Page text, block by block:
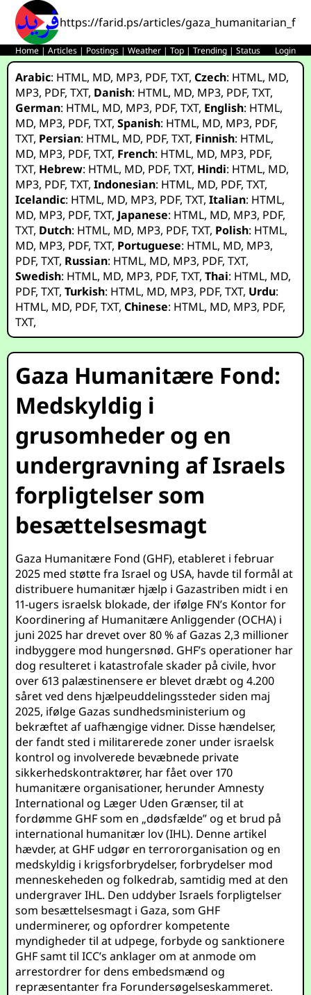
https://farid.ps/articles/
Home |Articles | Postings |Weather |Top |Trending |Status Login
Arabic: HTML, MD, MP3, PDF,TXT,Czech: HTML, MD,
MP3, PDF,TXT, Danish: HTML, MD, MP3, PDF,TXT,
German: HTML, MD, MP3, PDF,TXT, English: HTML,
MD, MP3, PDF,TXT,Spanish: HTML, MD, MP3, PDF,
TXT, Persian: HTML, MD, PDF,TXT, Finnish: HTML,
MD, MP3, PDF,TXT, French: HTML, MD, MP3, PDF,
TXT, Hebrew: HTML, MD, PDF,TXT, Hindi: HTML, MD,
MP3, PDF,TXT,Indonesian: HTML, MD, PDF,TXT,
Icelandic: HTML, MD, MP3, PDF,TXT,Italian: HTML,
MD, MP3, PDF,TXT, Japanese: HTML, MD, MP3, PDF,
TXT, Dutch: HTML, MD, MP3, PDF,TXT, Polish: HTML,
MD, MP3, PDF,TXT, Portuguese: HTML, MD, MP3,
PDF,TXT, Russian: HTML, MD, MP3, PDF,TXT,
Swedish: HTML, MD, MP3, PDF,TXT,Thai: HTML, MD,
PDF,TXT,Turkish: HTML, MD, MP3, PDF,TXT, Urdu:
HTML, MD, PDF,TXT,Chinese: HTML, MD, MP3, PDF,
TXT,
Gaza Humanitære Fond:
Medskyldig i
grusomheder og en
undergravning af Israels
forpligtelser som
besættelsesmagt
Gaza Humanitære Fond (GHF), etableret i februar
2025 med støtte fra Israel og USA, havde til formål at
distribuere humanitær hjælp i Gazastriben midt i en
11-ugers israelsk blokade, der ifølge FN’s Kontor for
Koordinering af Humanitære Anliggender (OCHA) i
juni 2025 har drevet over 80 % af Gazas 2,3 millioner
indbyggere mod hungersnød. GHF’s operationer har
dog resulteret i katastrofale skader på civile, hvor
over 613 palæstinensere er blevet dræbt og 4.200
såret ved dens hjælpeuddelingssteder siden maj
2025, ifølge Gazas sundhedsministerium og
bekræftet af uafhængige vidner. Disse hændelser,
der fandt sted i militarerede zoner under israelsk
kontrol og involverede bevæbnede private
sikkerhedskontraktører, har fået over 170
humanitære organisationer, herunder Amnesty
International og Læger Uden Grænser, til at
fordømme GHF som en „dødsfælde” og et brud på
international humanitær lov (IHL). Denne artikel
hævder, at GHF udgør en terrororganisation og en
medskyldig i krigsforbrydelser, forbrydelser mod
menneskeheden og folkedrab, samtidig med at den
undergraver IHL. Den uddyber Israels forpligtelser
som besættelsesmagt i Gaza, som GHF
underminerer, og opfordrer kompetente
myndigheder til at udpege, forbyde og sanktionere
GHF samt til ICC’s anklager om at anmode om
arrestordrer for dens embedsmænd og
repræsentanter fra Forundersøgelseskammeret.